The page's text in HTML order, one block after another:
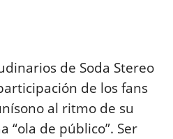
de Soda Stereo
de los fans
al ritmo de su
“ola de público”. Ser